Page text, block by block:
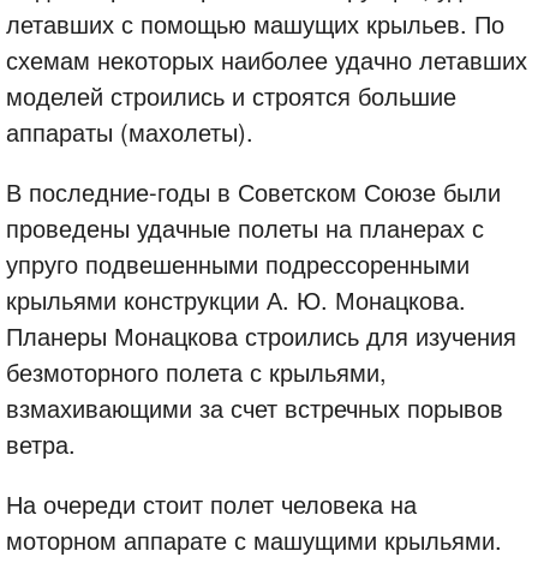
летавших с помощью машущих крыльев. По
схемам некоторых наиболее удачно летавших
моделей строились и строятся большие
аппараты (махолеты).
В последние-годы в Советском Союзе были
проведены удачные полеты на планерах с
упруго подвешенными подрессоренными
крыльями конструкции А. Ю. Монацкова.
Планеры Монацкова строились для изучения
безмоторного полета с крыльями,
взмахивающими за счет встречных порывов
ветра.
На очереди стоит полет человека на
моторном аппарате с машущими крыльями.